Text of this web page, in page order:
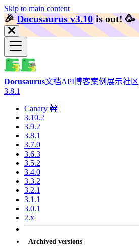
Skip to main content
🎉️Docusaurus v3.10 is out! 🥳️
Docusaurus文档API博客案例展示社区
3.8.1
Canary 🚧
3.10.2
3.9.2
3.8.1
3.7.0
3.6.3
3.5.2
3.4.0
3.3.2
3.2.1
3.1.1
3.0.1
2.x
Archived versions